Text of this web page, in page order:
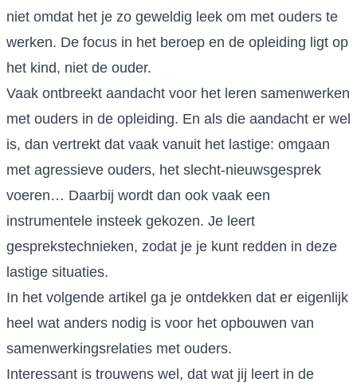
niet omdat het je zo geweldig leek om met ouders te
werken. De focus in het beroep en de opleiding ligt op
het kind, niet de ouder.
Vaak ontbreekt aandacht voor het leren samenwerken
met ouders in de opleiding. En als die aandacht er wel
is, dan vertrekt dat vaak vanuit het lastige: omgaan
met agressieve ouders, het slecht-nieuwsgesprek
voeren… Daarbij wordt dan ook vaak een
instrumentele insteek gekozen. Je leert
gesprekstechnieken, zodat je je kunt redden in deze
lastige situaties.
In het volgende artikel ga je ontdekken dat er eigenlijk
heel wat anders nodig is voor het opbouwen van
samenwerkingsrelaties met ouders.
Interessant is trouwens wel, dat wat jij leert in de